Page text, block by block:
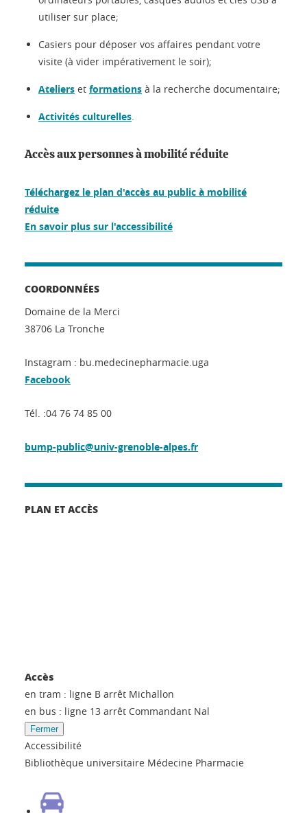
utiliser sur place;
Casiers pour déposer vos affaires pendant votre
visite (à vider impérativement le soir);
Ateliers et formations à la recherche documentaire;
Activités culturelles
Accès aux personnes à mobilité réduite
Téléchargez le plan d'accès au public à mobilité
réduite
En savoir plus sur l'accessibilité
COORDONNÉES
Domaine de la Merci
38706 La Tronche
Instagram : bu.medecinepharmacie.uga
Facebook
Tél. :04 76 74 85 00
bump-public@univ-grenoble-alpes.fr
PLAN ET ACCÈS
Accès
en tram : ligne B arrêt Michallon
en bus : ligne 13 arrêt Commandant Nal
Fermer
Accessibilité
Bibliothèque universitaire Médecine Pharmacie